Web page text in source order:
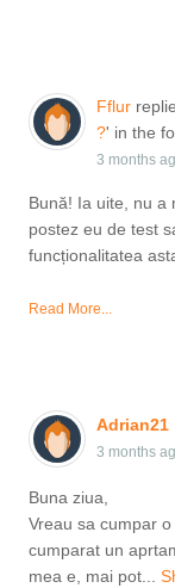
Fflur
?' in the
3 months
Bună! Ia uite, nu a
postez eu de test
funcționalitatea
Read More...
Adrian21
3 months
Buna ziua,
Vreau sa cumpar
cumparat un
mea e, mai pot...